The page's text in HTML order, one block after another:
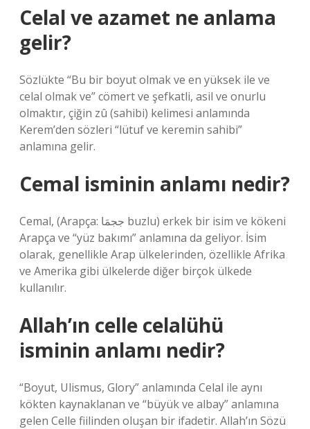
Celal ve azamet ne anlama
gelir?
Sözlükte “Bu bir boyut olmak ve en yüksek ile ve
celal olmak ve” cömert ve şefkatli, asil ve onurlu
olmaktır, çiğin zû (sahibi) kelimesi anlamında
Kerem’den sözleri “lütuf ve keremin sahibi”
anlamına gelir.
Cemal isminin anlamı nedir?
Cemal, (Arapça: ججمَا buzlu) erkek bir isim ve kökeni
Arapça ve “yüz bakımı” anlamına da geliyor. İsim
olarak, genellikle Arap ülkelerinden, özellikle Afrika
ve Amerika gibi ülkelerde diğer birçok ülkede
kullanılır.
Allah’ın celle celalühü
isminin anlamı nedir?
“Boyut, Ulismus, Glory” anlamında Celal ile aynı
kökten kaynaklanan ve “büyük ve albay” anlamına
gelen Celle fiilinden oluşan bir ifadetir. Allah’ın Sözü